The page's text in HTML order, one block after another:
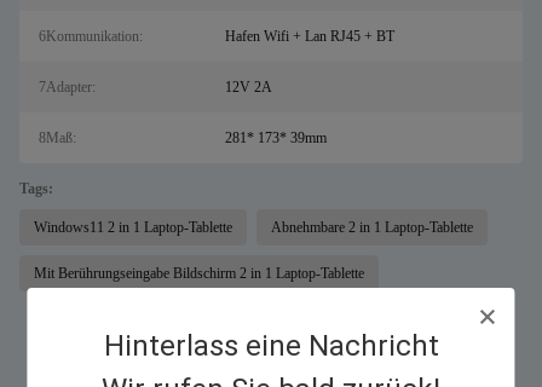
Hinterlass eine Nachricht
6Kommunikation: Hafen Wifi + Lan RJ45 + BT
7Adapter: 12V 2A
8Maß: 281* 173* 39mm
Tags:
Windows11 2 in 1 Laptop-Tablette Abnehmbare 2 in 1 Laptop-Tablette
Mit Berührungseingabe Bildschirm 2 in 1 Laptop-Tablette